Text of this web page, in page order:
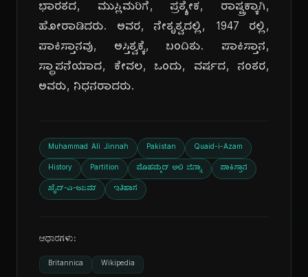
ಭಾರತದ, ಮುಸ್ಲಿಮರಿಗೆ, ಪ್ರತ್ಯೇಕ, ರಾಷ್ಟ್ರಕ್ಕಾಗಿ,
ಹೋರಾಡಿದರು. ಅವರ, ನೇತೃತ್ವದಲ್ಲಿ, 1947 ರಲ್ಲಿ,
ಪಾಕಿಸ್ತಾನವು, ಅಸ್ತಿತ್ವಕ್ಕೆ, ಬಂದಿತು. ಪಾಕಿಸ್ತಾನ,
ಸ್ಥಾಪನೆಯಾದ, ಕೇವಲ, ಒಂದು, ವರ್ಷದ, ನಂತರ,
ಅವರು, ನಿಧನರಾದರು.
Muhammad Ali Jinnah Pakistan Quaid-i-Azam
History Partition ಮೊಹಮ್ಮದ್ ಅಲಿ ಜಿನ್ನಾ ಪಾಕಿಸ್ತಾನ
ಖೈದ್-ಎ-ಆಜಮ್ ಇತಿಹಾಸ
ಆಧಾರಗಳು:
Britannica Wikipedia